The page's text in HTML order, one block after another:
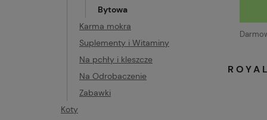
Bytowa
Karma mokra
Suplementy i Witaminy
Na pchły i kleszcze
Na Odrobaczenie
Zabawki
Koty